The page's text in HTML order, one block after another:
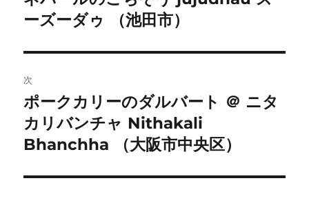
ビ
ゲ
ー
シ
ョ
ン
ーズーダゥ （池田市）
次
次
の
投
ポークカリーのダルバート ＠ ニタ
カリバンチャ Nithakali
Bhanchha （大阪市中央区）